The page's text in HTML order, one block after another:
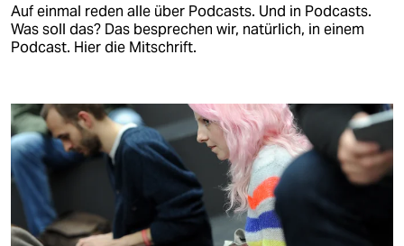
Auf einmal reden alle über Podcasts. Und in Podcasts.
Was soll das? Das besprechen wir, natürlich, in einem
Podcast. Hier die Mitschrift.